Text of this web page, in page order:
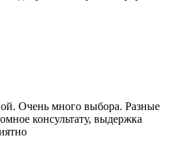
Очень много выбора. Разные
консультату, выдержка